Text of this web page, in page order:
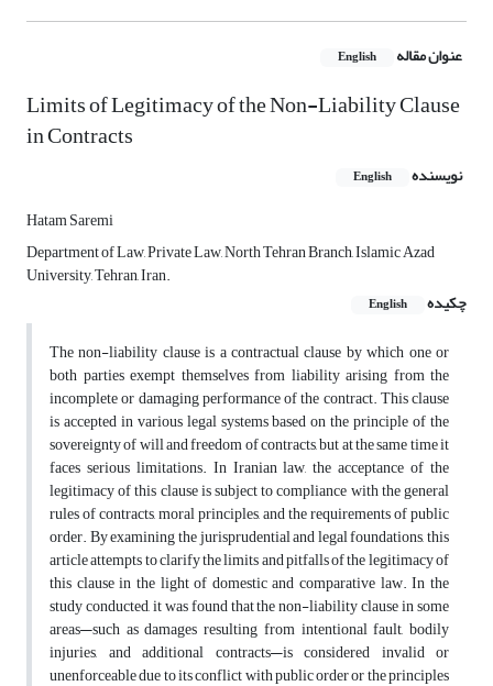
عنوان مقاله English
Limits of Legitimacy of the Non-Liability Clause
in Contracts
نویسنده English
Hatam Saremi
Department of Law, Private Law, North Tehran Branch, Islamic Azad
University, Tehran, Iran.
چکیده
English
The non-liability clause is a contractual clause by which one or
both parties exempt themselves from liability arising from the
incomplete or damaging performance of the contract. This clause
is accepted in various legal systems based on the principle of the
sovereignty of will and freedom of contracts, but at the same time it
faces serious limitations. In Iranian law, the acceptance of the
legitimacy of this clause is subject to compliance with the general
rules of contracts, moral principles, and the requirements of public
order. By examining the jurisprudential and legal foundations, this
article attempts to clarify the limits and pitfalls of the legitimacy of
this clause in the light of domestic and comparative law. In the
study conducted, it was found that the non-liability clause in some
areas—such as damages resulting from intentional fault, bodily
injuries, and additional contracts—is considered invalid or
unenforceable due to its conflict with public order or the principles